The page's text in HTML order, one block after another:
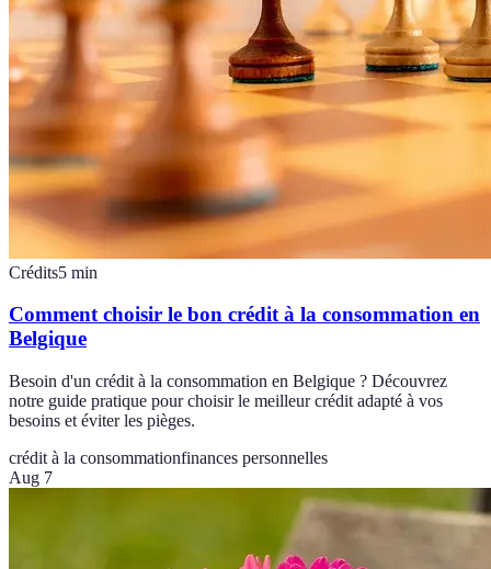
Crédits5 min
Comment choisir le bon crédit à la consommation en
Belgique
Besoin d'un crédit à la consommation en Belgique ? Découvrez
notre guide pratique pour choisir le meilleur crédit adapté à vos
besoins et éviter les pièges.
crédit à la consommationfinances personnelles
Aug 7